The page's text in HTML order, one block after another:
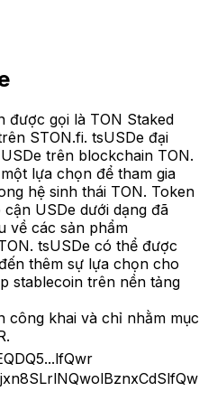
được gọi là TON Staked
STON.fi. tsUSDe đại
trên blockchain TON.
lựa chọn để tham gia
hệ sinh thái TON. Token
USDe dưới dạng đã
về các sản phẩm
tsUSDe có thể được
thêm sự lựa chọn cho
stablecoin trên nền tảng
công khai và chỉ nhằm mục